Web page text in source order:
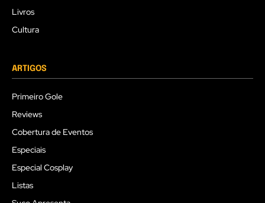
Livros
Cultura
ARTIGOS
Primeiro Gole
Reviews
Cobertura de Eventos
Especiais
Especial Cosplay
Listas